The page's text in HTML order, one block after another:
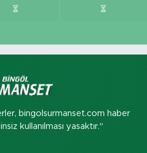
bingolsurmanset.com haber
kullanılması yasaktır."